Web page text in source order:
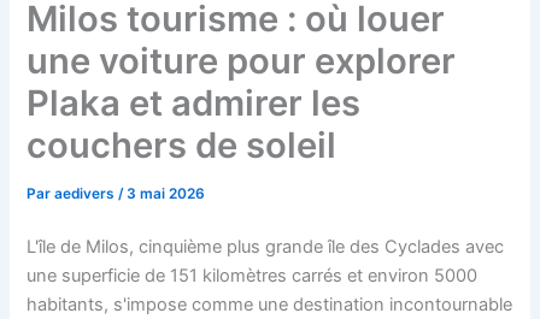
Milos tourisme : où louer
une voiture pour explorer
Plaka et admirer les
couchers de soleil
Paraedivers /3 mai 2026
L'île de Milos, cinquième plus grande île des Cyclades avec
une superficie de 151 kilomètres carrés et environ 5000
habitants, s'impose comme une destination incontournable